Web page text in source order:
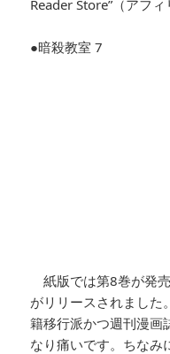
Reader Store”（アフ
●暗殺教室 7
紙版では第8巻が発
がリリースされました
籍移行派かつ週刊漫画
なり痛いです。ちなみ